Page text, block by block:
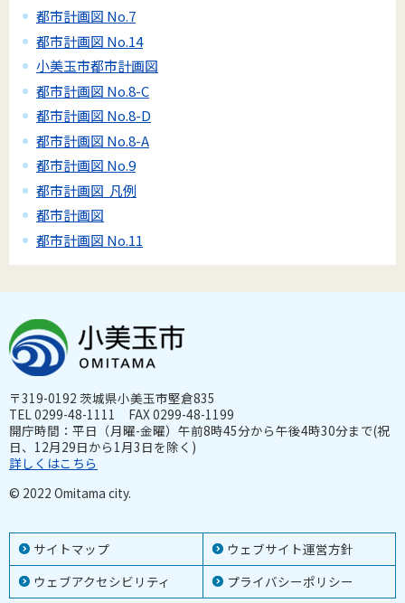
都市計画図 No.7
都市計画図 No.14
小美玉市都市計画図
都市計画図 No.8-C
都市計画図 No.8-D
都市計画図 No.8-A
都市計画図 No.9
都市計画図 凡例
都市計画図
都市計画図 No.11
サイトマップ
ウェブサイト運営方針
ウェブアクセシビリティ
プライバシーポリシー
〒319-0192 茨城県小美玉市堅倉835
TEL 0299-48-1111 FAX 0299-48-1199
開庁時間：平日（月曜-金曜）午前8時45分から午後4時30分まで(祝
日、12月29日から1月3日を除く)
詳しくはこちら
© 2022 Omitama city.